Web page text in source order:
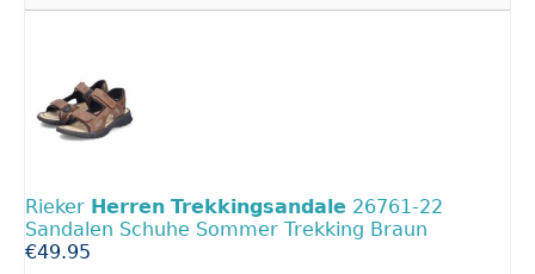
Rieker Herren Trekkingsandale 26761-22
Sandalen Schuhe Sommer Trekking Braun
€49.95